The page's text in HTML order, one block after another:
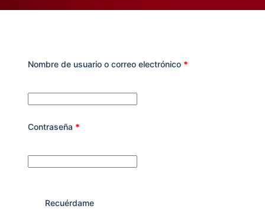
Nombre de usuario o correo electrónico *
Contraseña *
Recuérdame